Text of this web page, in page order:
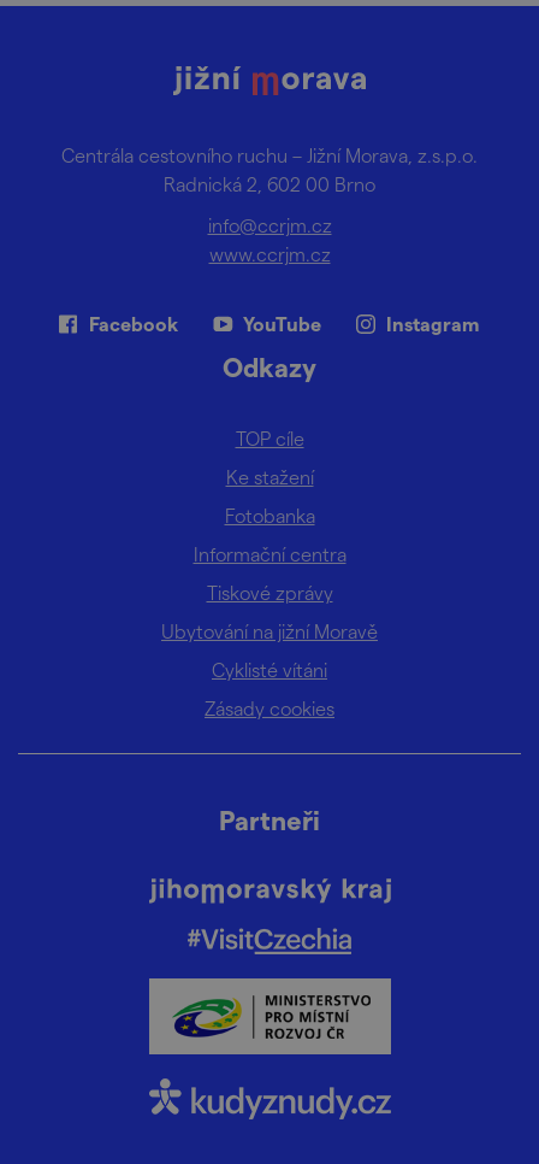
Centrála cestovního ruchu – Jižní Morava, z.s.p.o.
Radnická 2, 602 00 Brno
info@ccrjm.cz
www.ccrjm.cz
Facebook YouTube Instagram
Odkazy
TOP cíle
Ke stažení
Fotobanka
Informační centra
Tiskové zprávy
Ubytování na jižní Moravě
Cyklisté vítáni
Zásady cookies
Partneři